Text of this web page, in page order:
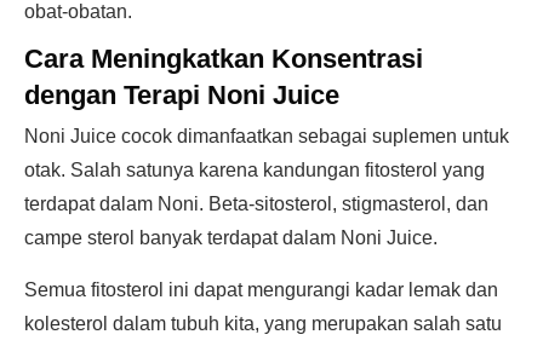
obat-obatan.
Cara Meningkatkan Konsentrasi
dengan Terapi Noni Juice
Noni Juice cocok dimanfaatkan sebagai suplemen untuk
otak. Salah satunya karena kandungan fitosterol yang
terdapat dalam Noni. Beta-sitosterol, stigmasterol, dan
campe sterol banyak terdapat dalam Noni Juice.
Semua fitosterol ini dapat mengurangi kadar lemak dan
kolesterol dalam tubuh kita, yang merupakan salah satu